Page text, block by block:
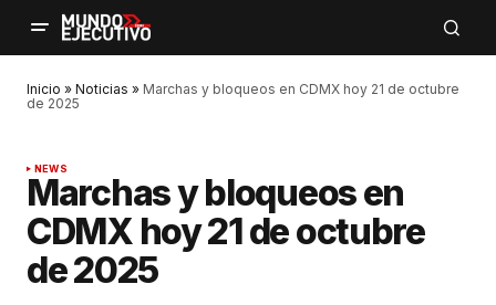
Inicio » Noticias » Marchas y bloqueos en CDMX hoy 21 de octubre
de 2025
NEWS
Marchas y bloqueos en
CDMX hoy 21 de octubre
de 2025